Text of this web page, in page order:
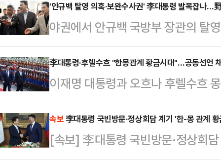
장 윤찬영)는 9일 한 의원이 KBS
청구 소송에서 원고 패소로 판결했
밝히지 않았다.KBS는 2020년 한
무현재단 이사장의 신라젠 주가조
언유착 정황이 남겼다며 보도했다.
개되며 오보임이 …
'안규백 탈영 의혹·보완수사권' 李대통령 발목잡나…
야권에서 안규백 국방부 장관의 탈
리로 대여 공세 수위를 끌어올리고
숨을 돌린 이재명 정권을 두고 이내
서 야권 또한 정부여당을 향한 압박
국민의힘 대표와 신동욱 수석최고
숙 국무총리와의 회담을 순연하고 '
원에서 광주경찰청을 찾았다.지도
李대통령·후렐수흐 "한몽관계 황금시대"…공동선언
이재명 대통령과 오흐나 후렐수흐
의 황금시대'를 여는 공동선언을 채
해 회담 성과를 밝혔다. 후렐수흐
로서 15년 만에 이루어지는 국빈
속보李대통령 국빈방문·정상회담 계기 '한-몽 관계
[속보] 李대통령 국빈방문·정상회